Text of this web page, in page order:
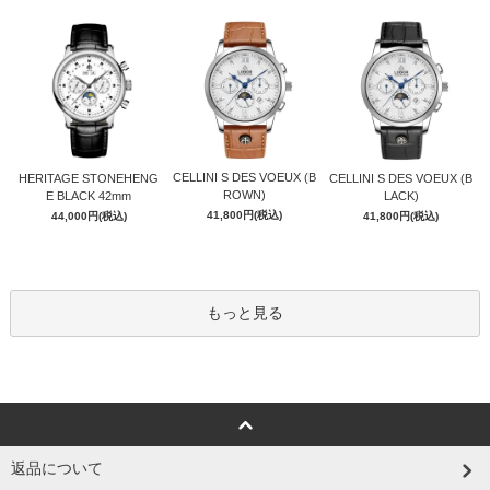
HERITAGE STONEHENG
E BLACK 42mm
44,000円(税込)
CELLINI S DES VOEUX (B
ROWN)
41,800円(税込)
CELLINI S DES VOEUX (B
LACK)
41,800円(税込)
もっと見る
返品について